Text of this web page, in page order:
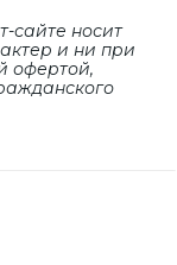
сайте носит
и ни при
офертой,